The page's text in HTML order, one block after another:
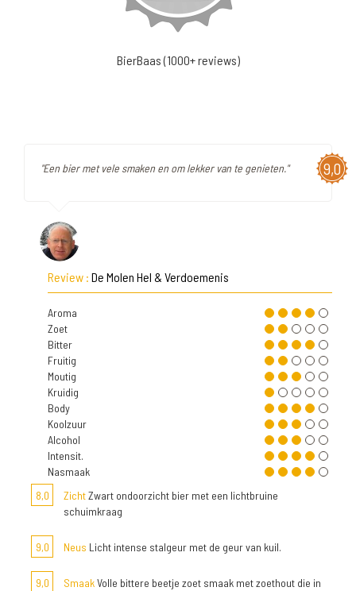
BierBaas (1000+ reviews)
9,0
"Een bier met vele smaken en om lekker van te genieten."
Review : De Molen Hel & Verdoemenis
Aroma
Zoet
Bitter
Fruitig
Moutig
Kruidig
Body
Koolzuur
Alcohol
Intensit.
Nasmaak
8,0
ZichtZwart ondoorzicht bier met een lichtbruine
schuimkraag
9,0 Neus Licht intense stalgeur met de geur van kuil.
9,0 SmaakVolle bittere beetje zoet smaak met zoethout die in